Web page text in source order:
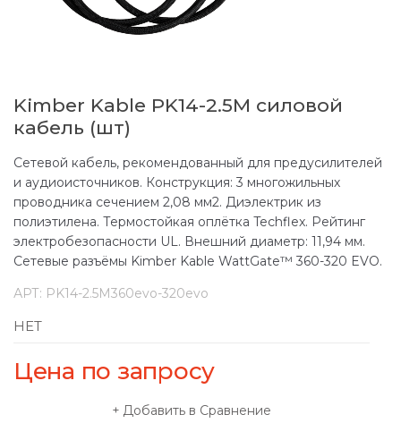
Kimber Kable PK14-2.5M силовой
кабель (шт)
Сетевой кабель, рекомендованный для предусилителей
и аудиоисточников. Конструкция: 3 многожильных
проводника сечением 2,08 мм2. Диэлектрик из
полиэтилена. Термостойкая оплётка Techflex. Рейтинг
электробезопасности UL. Внешний диаметр: 11,94 мм.
Сетевые разъёмы Kimber Kable WattGate™ 360-320 EVO.
АРТ: PK14-2.5M360evo-320evo
НЕТ
Цена по запросу
Добавить в Сравнение